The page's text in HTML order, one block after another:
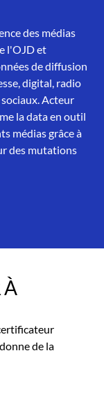
des médias
l'OJD et
de diffusion
digital, radio
Acteur
la data en outil
médias grâce à
des mutations
À
de la